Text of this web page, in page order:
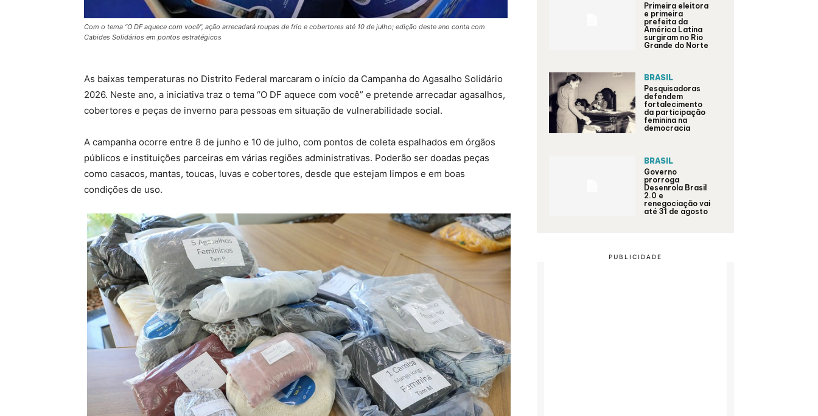
Com o tema “O DF aquece com você”, ação arrecadará roupas de frio e cobertores até 10 de julho; edição deste ano conta com
Cabides Solidários em pontos estratégicos
As baixas temperaturas no Distrito Federal marcaram o início da Campanha do Agasalho Solidário
2026. Neste ano, a iniciativa traz o tema “O DF aquece com você” e pretende arrecadar agasalhos,
cobertores e peças de inverno para pessoas em situação de vulnerabilidade social.
A campanha ocorre entre 8 de junho e 10 de julho, com pontos de coleta espalhados em órgãos
públicos e instituições parceiras em várias regiões administrativas. Poderão ser doadas peças
como casacos, mantas, toucas, luvas e cobertores, desde que estejam limpos e em boas
condições de uso.
Primeira eleitora
e primeira
prefeita da
América Latina
surgiram no Rio
Grande do Norte
BRASIL
Pesquisadoras
defendem
fortalecimento
da participação
feminina na
democracia
BRASIL
Governo
prorroga
Desenrola Brasil
2.0 e
renegociação vai
até 31 de agosto